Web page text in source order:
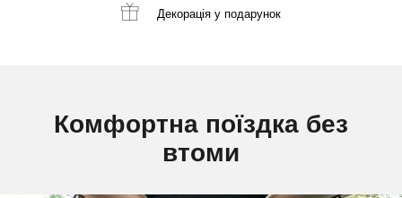
Декорація у подарунок
Комфортна поїздка без
втоми